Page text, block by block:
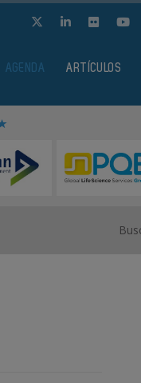
AGENDA ARTÍCULOS